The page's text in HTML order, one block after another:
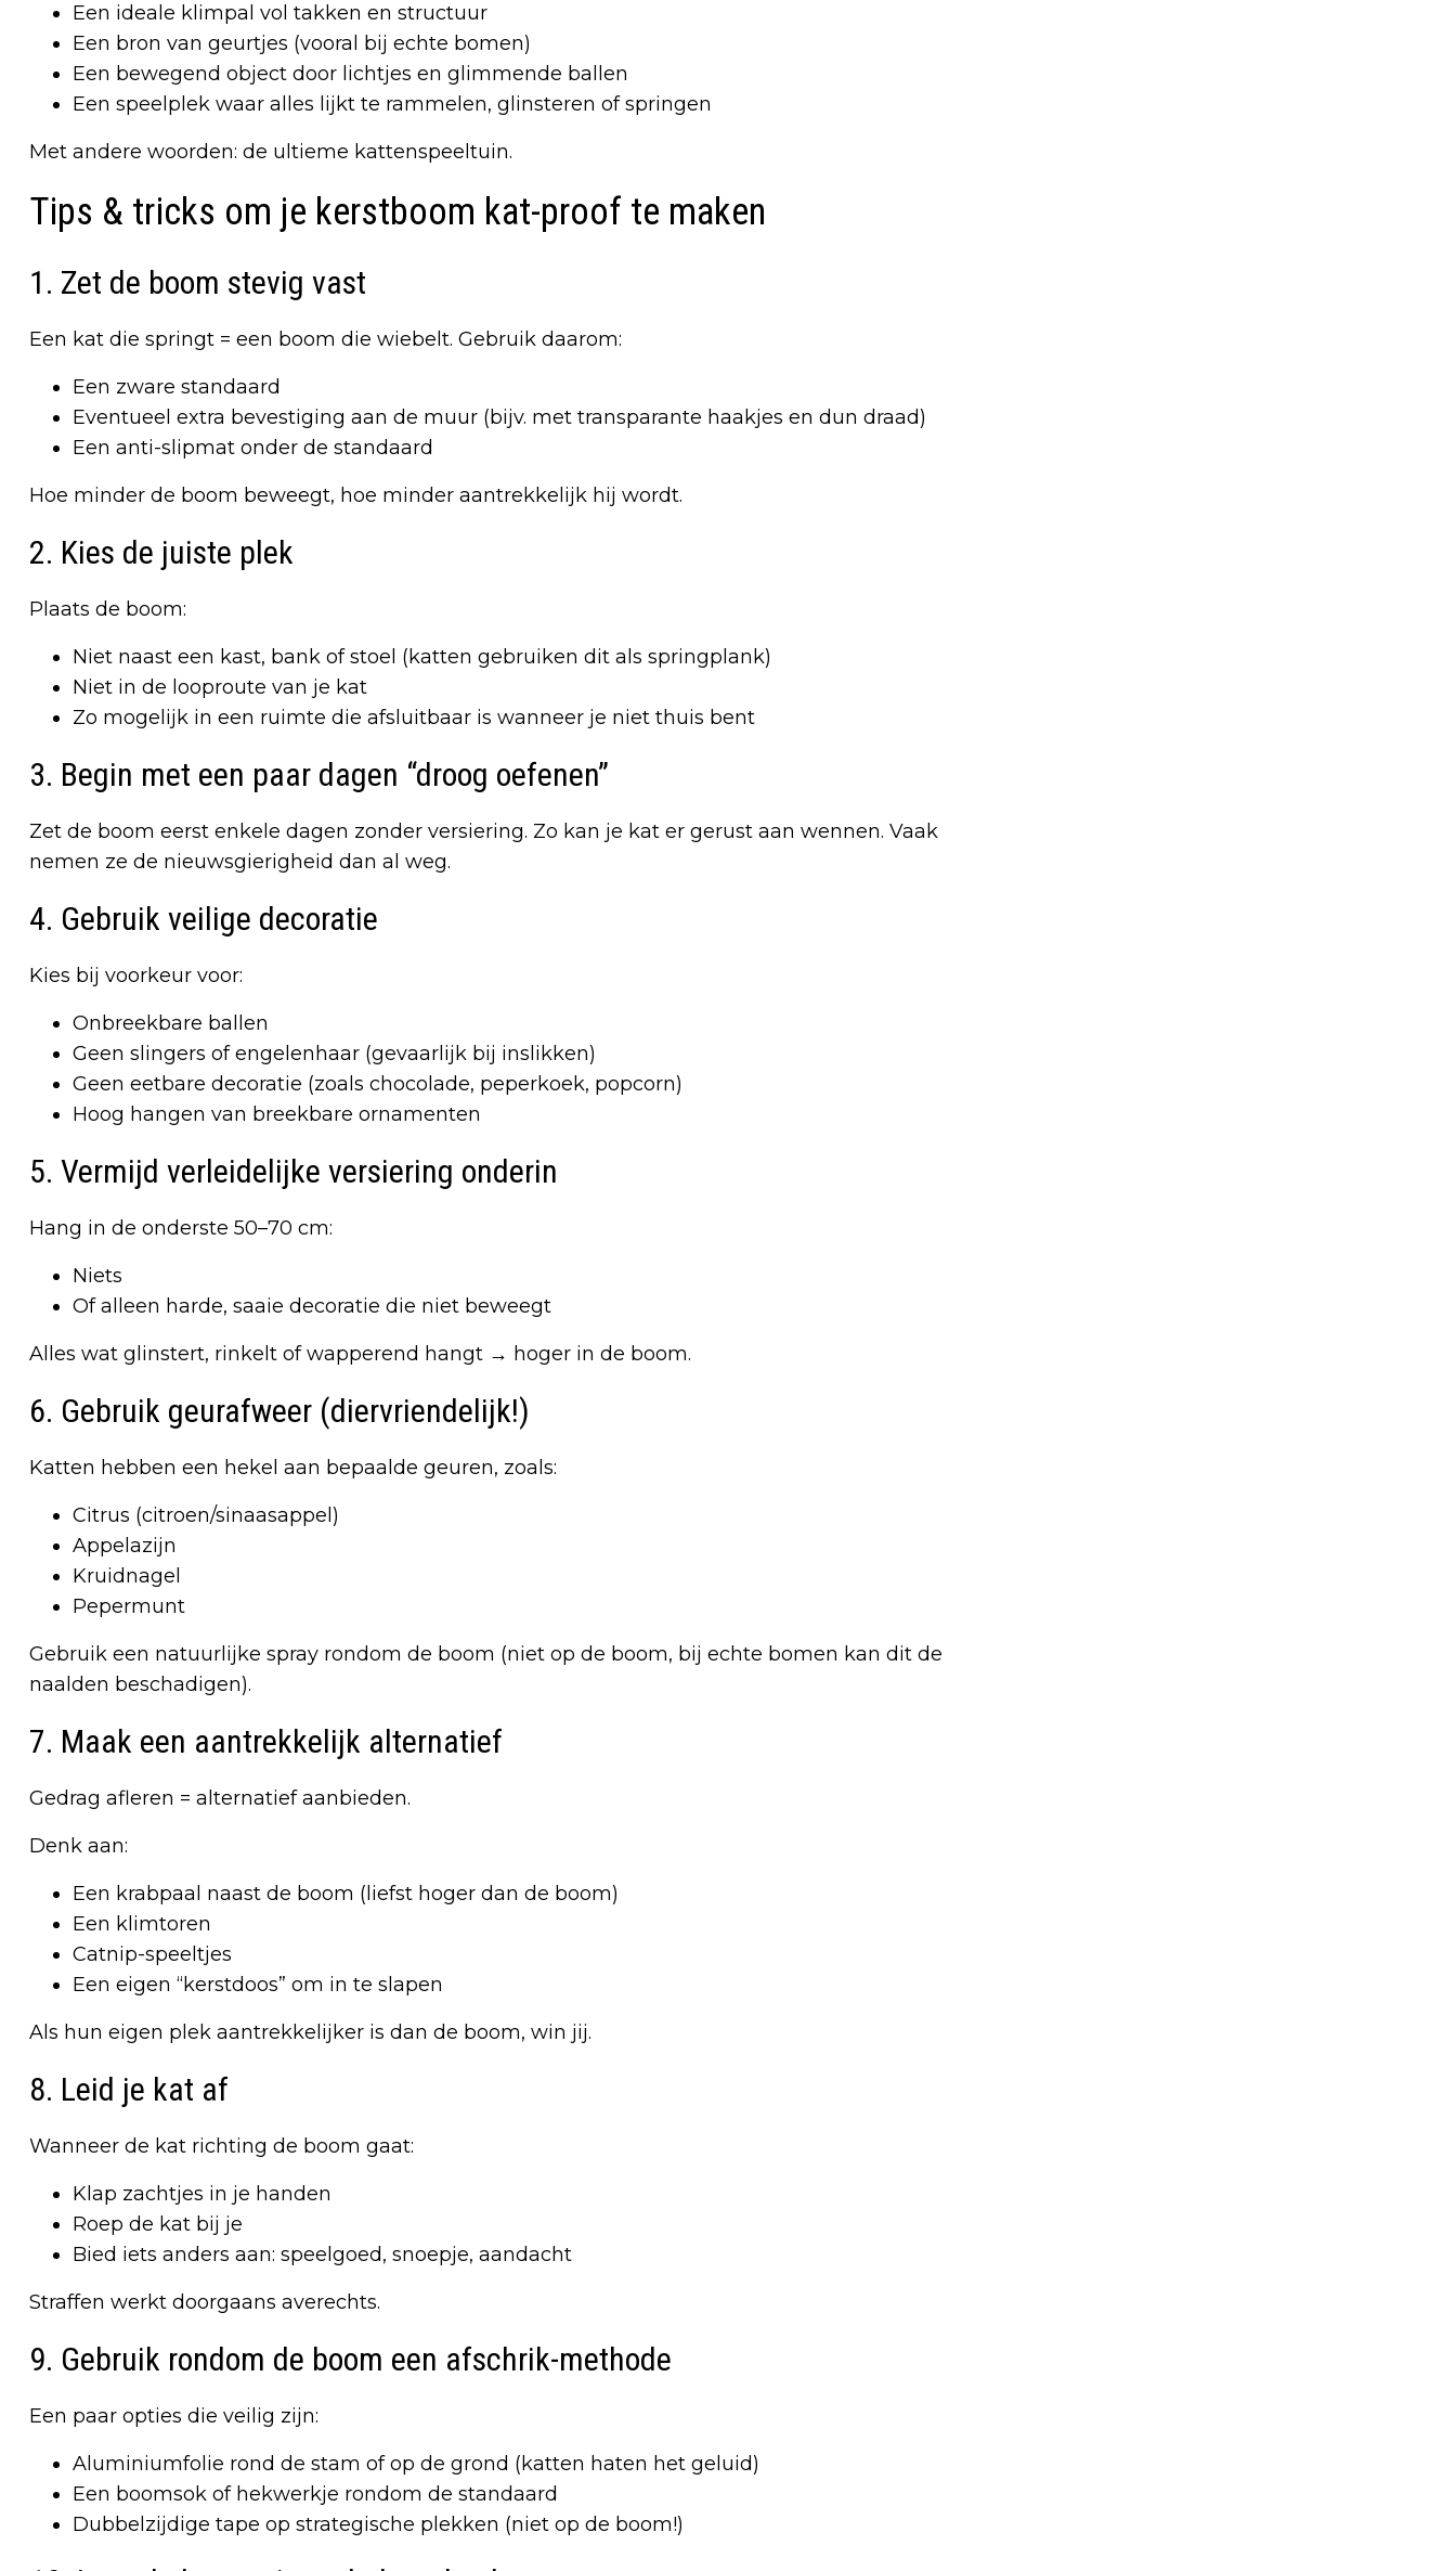
Een ideale klimpal vol takken en structuur
Een bron van geurtjes (vooral bij echte bomen)
Een bewegend object door lichtjes en glimmende ballen
Een speelplek waar alles lijkt te rammelen, glinsteren of springen
Met andere woorden: de ultieme kattenspeeltuin.
Tips & tricks om je kerstboom kat-proof te maken
1. Zet de boom stevig vast
Een kat die springt = een boom die wiebelt. Gebruik daarom:
Een zware standaard
Eventueel extra bevestiging aan de muur (bijv. met transparante haakjes en dun draad)
Een anti-slipmat onder de standaard
Hoe minder de boom beweegt, hoe minder aantrekkelijk hij wordt.
2. Kies de juiste plek
Plaats de boom:
Niet naast een kast, bank of stoel (katten gebruiken dit als springplank)
Niet in de looproute van je kat
Zo mogelijk in een ruimte die afsluitbaar is wanneer je niet thuis bent
3. Begin met een paar dagen “droog oefenen”
Zet de boom eerst enkele dagen zonder versiering. Zo kan je kat er gerust aan wennen. Vaak
nemen ze de nieuwsgierigheid dan al weg.
4. Gebruik veilige decoratie
Kies bij voorkeur voor:
Onbreekbare ballen
Geen slingers of engelenhaar (gevaarlijk bij inslikken)
Geen eetbare decoratie (zoals chocolade, peperkoek, popcorn)
Hoog hangen van breekbare ornamenten
5. Vermijd verleidelijke versiering onderin
Hang in de onderste 50–70 cm:
Niets
Of alleen harde, saaie decoratie die niet beweegt
Alles wat glinstert, rinkelt of wapperend hangt → hoger in de boom.
6. Gebruik geurafweer (diervriendelijk!)
Katten hebben een hekel aan bepaalde geuren, zoals:
Citrus (citroen/sinaasappel)
Appelazijn
Kruidnagel
Pepermunt
Gebruik een natuurlijke spray rondom de boom (niet op de boom, bij echte bomen kan dit de
naalden beschadigen).
7. Maak een aantrekkelijk alternatief
Gedrag afleren = alternatief aanbieden.
Denk aan:
Een krabpaal naast de boom (liefst hoger dan de boom)
Een klimtoren
Catnip-speeltjes
Een eigen “kerstdoos” om in te slapen
Als hun eigen plek aantrekkelijker is dan de boom, win jij.
8. Leid je kat af
Wanneer de kat richting de boom gaat:
Klap zachtjes in je handen
Roep de kat bij je
Bied iets anders aan: speelgoed, snoepje, aandacht
Straffen werkt doorgaans averechts.
9. Gebruik rondom de boom een afschrik-methode
Een paar opties die veilig zijn:
Aluminiumfolie rond de stam of op de grond (katten haten het geluid)
Een boomsok of hekwerkje rondom de standaard
Dubbelzijdige tape op strategische plekken (niet op de boom!)